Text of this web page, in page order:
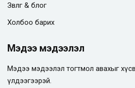
Зөвлөгөө & блог
Холбоо барих
Мэдээ мэдээлэл
Мэдээ мэдээлэл тогтмол авахыг
үлдээгээрэй.